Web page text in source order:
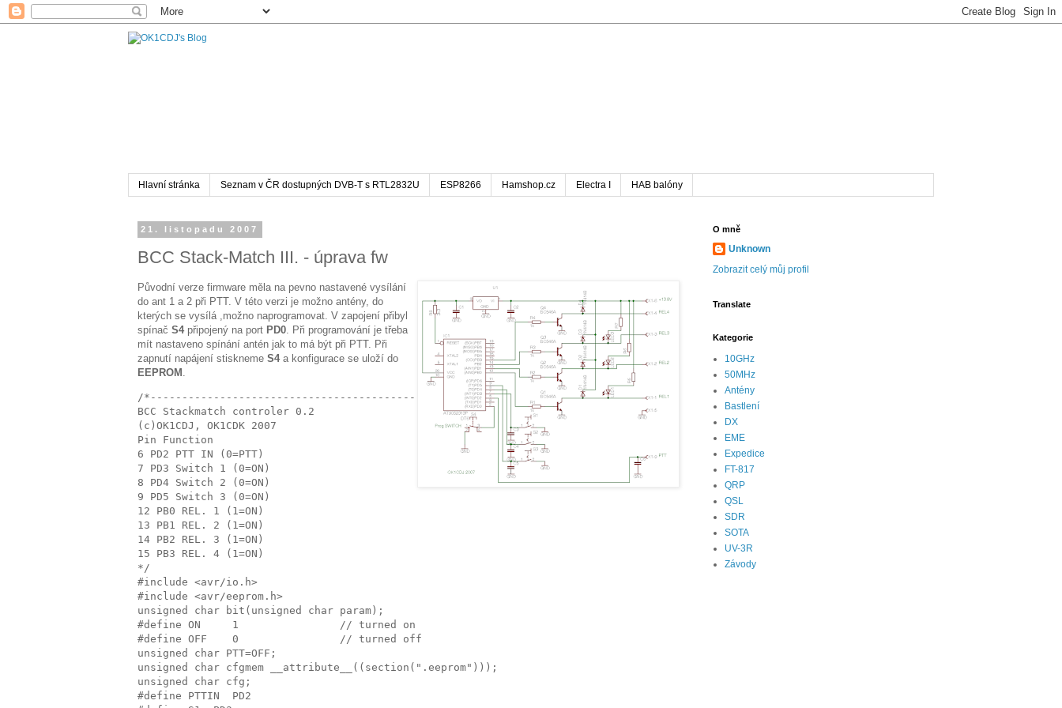
Hlavní stránka Seznam v ČR dostupných DVB-T s RTL2832U ESP8266 Hamshop.cz Electra I HAB balóny
21. listopadu 2007
BCC Stack-Match III. - úprava fw
Původní verze firmware měla na pevno nastavené vysílání
do ant 1 a 2 při PTT. V této verzi je možno antény, do
kterých se vysílá ,možno naprogramovat. V zapojení přibyl
spínač S4připojený na port PD0. Při programování je třeba
mít nastaveno spínání antén jak to má být při PTT. Při
zapnutí napájení stiskneme S4a konfigurace se uloží do
EEPROM .
/*--------------------------------------------
BCC Stackmatch controler 0.2
(c)OK1CDJ, OK1CDK 2007
Pin Function
6 PD2 PTT IN (0=PTT)
7 PD3 Switch 1 (0=ON)
8 PD4 Switch 2 (0=ON)
9 PD5 Switch 3 (0=ON)
12 PB0 REL. 1 (1=ON)
13 PB1 REL. 2 (1=ON)
14 PB2 REL. 3 (1=ON)
15 PB3 REL. 4 (1=ON)
*/
#include <avr/io.h>
#include <avr/eeprom.h>
unsigned char bit(unsigned char param);
#define ON     1                // turned on
#define OFF    0                // turned off
unsigned char PTT=OFF;
unsigned char cfgmem __attribute__((section(".eeprom")));
unsigned char cfg;
#define PTTIN  PD2
O mně
Unknown
Zobrazit celý můj profil
Translate
Kategorie
10GHz
50MHz
Antény
Bastlení
DX
EME
Expedice
FT-817
QRP
QSL
SDR
SOTA
UV-3R
Závody